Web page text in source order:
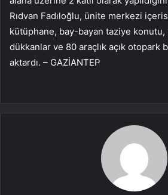
Rıdvan Fadıloğlu, ünite merkezi
kütüphane, bay-bayan taziye
dükkanlar ve 80 araçlık açık otopark
aktardı. – GAZİANTEP